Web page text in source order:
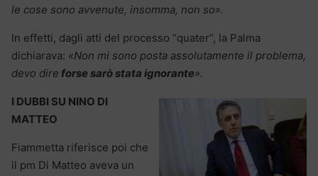
le cose sono avvenute, insomma, non so».
In effetti, dagli atti del processo “quater”, la Palma
dichiarava: «Non mi sono posta assolutamente il problema,
devo dire forse sarò stata ignorante».
I DUBBI SU NINO DI
MATTEO
Fiammetta riferisce poi che
il pm Di Matteo aveva un